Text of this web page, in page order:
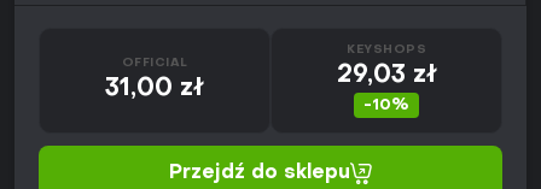
OFFICIAL
31,00 zł
KEYSHOPS
29,03 zł
-10%
Przejdź do sklepu